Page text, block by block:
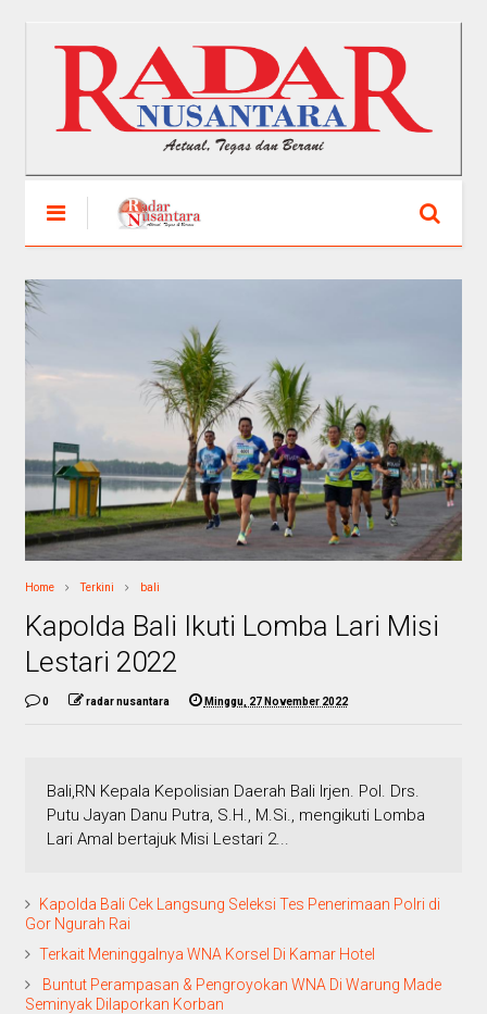
Home Terkini bali
Kapolda Bali Ikuti Lomba Lari Misi
Lestari 2022
0 radar nusantara Minggu, 27 November 2022
Bali,RN Kepala Kepolisian Daerah Bali Irjen. Pol. Drs.
Putu Jayan Danu Putra, S.H., M.Si., mengikuti Lomba
Lari Amal bertajuk Misi Lestari 2...
Kapolda Bali Cek Langsung Seleksi Tes Penerimaan Polri di
Gor Ngurah Rai
Terkait Meninggalnya WNA Korsel Di Kamar Hotel
Buntut Perampasan & Pengroyokan WNA Di Warung Made
Seminyak Dilaporkan Korban